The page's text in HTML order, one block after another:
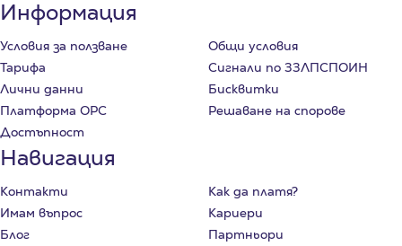
Информация
Условия за ползване
Общи условия
Тарифа
Сигнали по ЗЗЛПСПОИН
Лични данни
Бисквитки
Платформа ОРС
Решаване на спорове
Достъпност
Навигация
Контакти
Как да платя?
Имам въпрос
Кариери
Блог
Партньори